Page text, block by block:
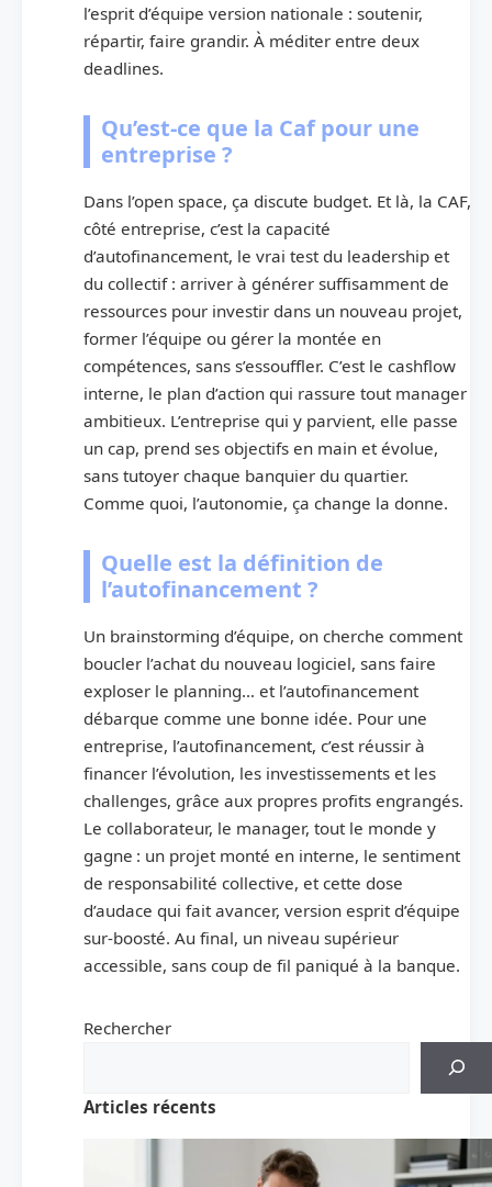
l’esprit d’équipe version nationale : soutenir,
répartir, faire grandir. À méditer entre deux
deadlines.
Qu’est-ce que la Caf pour une
entreprise ?
Dans l’open space, ça discute budget. Et là, la CAF,
côté entreprise, c’est la capacité
d’autofinancement, le vrai test du leadership et
du collectif : arriver à générer suffisamment de
ressources pour investir dans un nouveau projet,
former l’équipe ou gérer la montée en
compétences, sans s’essouffler. C’est le cashflow
interne, le plan d’action qui rassure tout manager
ambitieux. L’entreprise qui y parvient, elle passe
un cap, prend ses objectifs en main et évolue,
sans tutoyer chaque banquier du quartier.
Comme quoi, l’autonomie, ça change la donne.
Quelle est la définition de
l’autofinancement ?
Un brainstorming d’équipe, on cherche comment
boucler l’achat du nouveau logiciel, sans faire
exploser le planning… et l’autofinancement
débarque comme une bonne idée. Pour une
entreprise, l’autofinancement, c’est réussir à
financer l’évolution, les investissements et les
challenges, grâce aux propres profits engrangés.
Le collaborateur, le manager, tout le monde y
gagne : un projet monté en interne, le sentiment
de responsabilité collective, et cette dose
d’audace qui fait avancer, version esprit d’équipe
sur-boosté. Au final, un niveau supérieur
accessible, sans coup de fil paniqué à la banque.
Rechercher
Articles récents